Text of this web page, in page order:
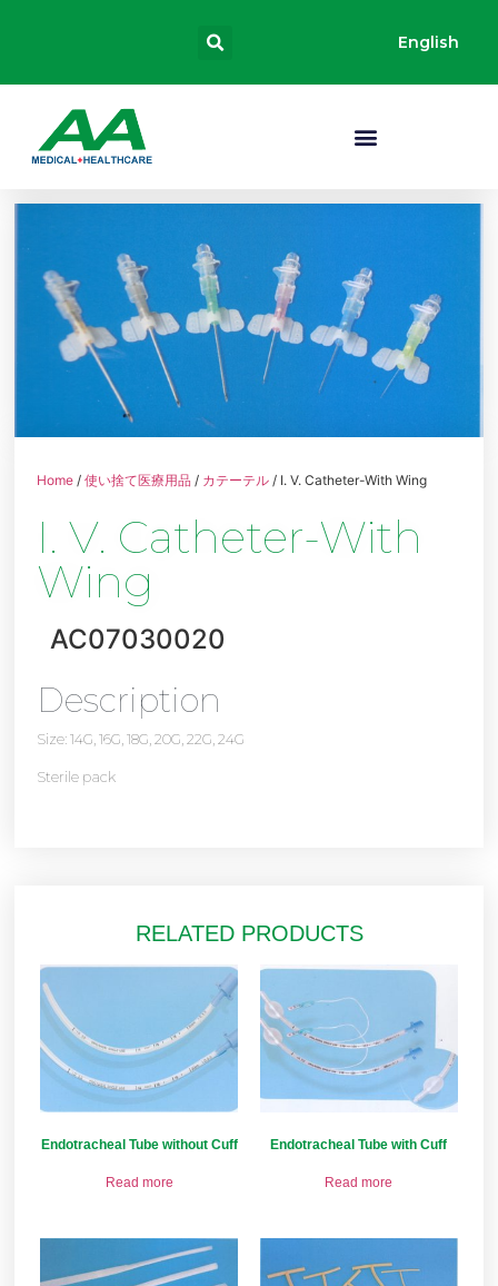
English
Home /使い捨て医療用品 / カテーテル / I. V. Catheter-With Wing
I. V. Catheter-With
Wing
AC07030020
Description
Size: 14G, 16G, 18G, 20G, 22G, 24G
Sterile pack
RELATED PRODUCTS
Endotracheal Tube without Cuff
Read more
Endotracheal Tube with Cuff
Read more